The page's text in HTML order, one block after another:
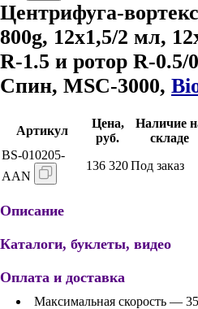
Центрифуга-
800g, 12х1,5/2 мл,
R-1.5 и ротор R-
Cпин, MSC-3000,
Артикул
Цена,
руб.
Наличие
складе
BS-010205-
AAN
136 320Под заказ
Описание
Каталоги, буклеты, видео
Оплата и доставка
Максимальная скорость —